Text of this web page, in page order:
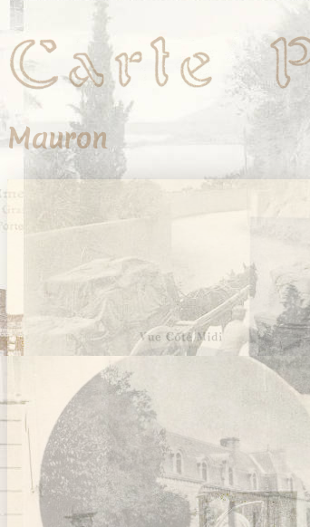
Sainte-Anne-d'Auray
Sarzeau
Tréhorenteuc
Vanes
Vannes
Île-aux-Moines
Mauron